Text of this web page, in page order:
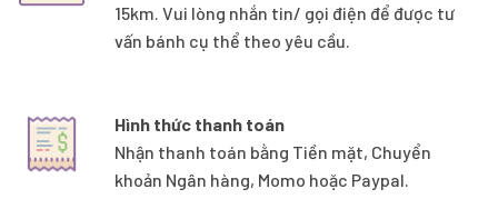
15km. Vui lòng nhắn tin/ gọi điện để được tư
vấn bánh cụ thể theo yêu cầu.
Hình thức thanh toán
Nhận thanh toán bằng Tiền mặt, Chuyển
khoản Ngân hàng, Momo hoặc Paypal.